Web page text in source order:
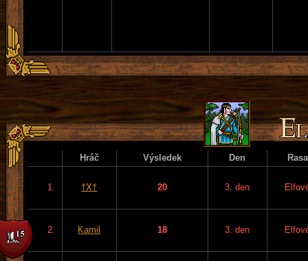
Hráč Výsledek Den Rasa
1. †X† 20 3. den
2. Kamil 18 3. den